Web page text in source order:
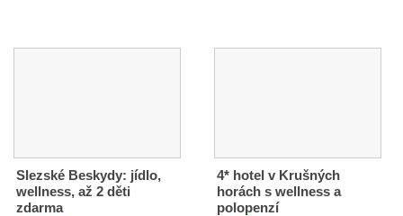
Slezské Beskydy: jídlo,
wellness, až 2 děti
zdarma
4* hotel v Krušných
horách s wellness a
polopenzí